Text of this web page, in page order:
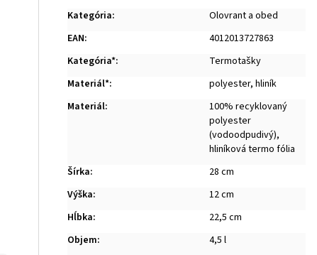
Kategória:
Olovrant a obed
EAN:
4012013727863
Kategória*:
Termotašky
Materiál*: polyester,hliník
Materiál:
100% recyklovaný
polyester
(vodoodpudivý),
hliníková termo fólia
Šírka:
28 cm
Výška:
12 cm
Hĺbka:
22,5 cm
Objem:
4,5 l